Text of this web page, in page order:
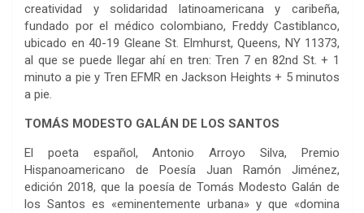
creatividad y solidaridad latinoamericana y caribeña,
fundado por el médico colombiano, Freddy Castiblanco,
ubicado en 40-19 Gleane St. Elmhurst, Queens, NY 11373,
al que se puede llegar ahí en tren: Tren 7 en 82nd St. + 1
minuto a pie y Tren EFMR en Jackson Heights + 5 minutos
a pie.
TOMÁS MODESTO GALÁN DE LOS SANTOS
El poeta español, Antonio Arroyo Silva, Premio
Hispanoamericano de Poesía Juan Ramón Jiménez,
edición 2018, que la poesía de Tomás Modesto Galán de
los Santos es «eminentemente urbana» y que «domina